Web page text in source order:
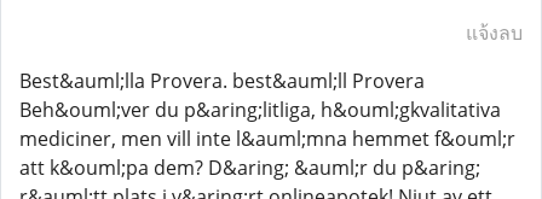
แจ้งลบ
Best&auml;lla Provera. best&auml;ll Provera
Beh&ouml;ver du p&aring;litliga, h&ouml;gkvalitativa
mediciner, men vill inte l&auml;mna hemmet f&ouml;r
att k&ouml;pa dem? D&aring; &auml;r du p&aring;